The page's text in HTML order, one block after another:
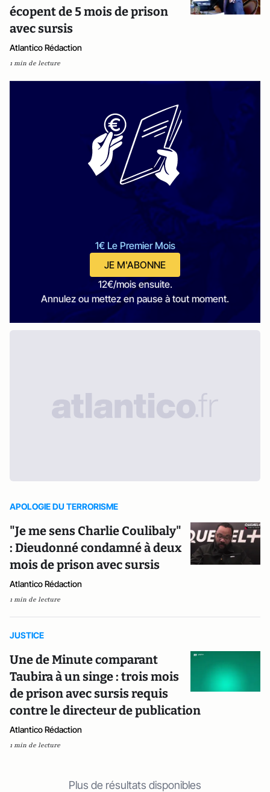
écopent de 5 mois de prison
avec sursis
Atlantico Rédaction
1 min de lecture
1€ Le Premier Mois
JE M'ABONNE
12€/mois ensuite.
Annulez ou mettez en pause à tout moment.
APOLOGIE DU TERRORISME
"Je me sens Charlie Coulibaly"
: Dieudonné condamné à deux
mois de prison avec sursis
Atlantico Rédaction
1 min de lecture
JUSTICE
Une de Minute comparant
Taubira à un singe : trois mois
de prison avec sursis requis
contre le directeur de publication
Atlantico Rédaction
1 min de lecture
Plus de résultats disponibles